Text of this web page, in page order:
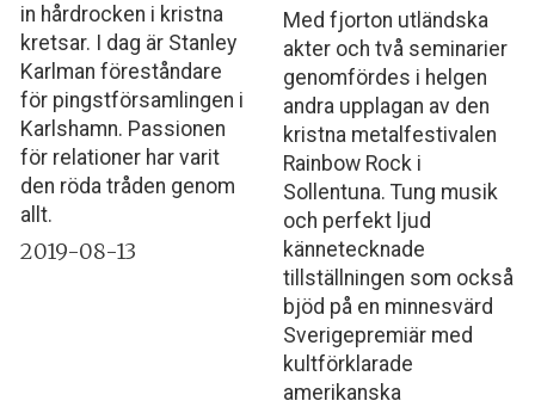
in hårdrocken i kristna
kretsar. I dag är Stanley
Karlman föreståndare
för pingstförsamlingen i
Karlshamn. Passionen
för relationer har varit
den röda tråden genom
allt.
2019-08-13
Med fjorton utländska
akter och två seminarier
genomfördes i helgen
andra upplagan av den
kristna metalfestivalen
Rainbow Rock i
Sollentuna. Tung musik
och perfekt ljud
kännetecknade
tillställningen som också
bjöd på en minnesvärd
Sverigepremiär med
kultförklarade
amerikanska